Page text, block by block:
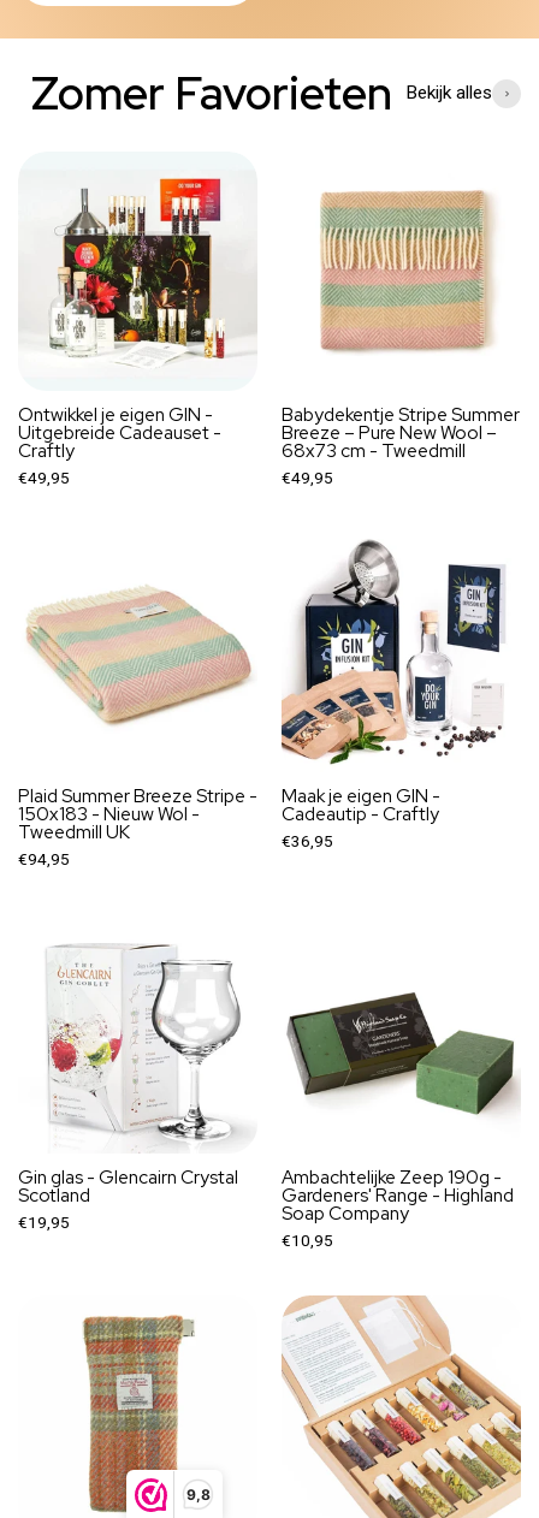
9,8
Zomer Favorieten Bekijk alles
Ontwikkel je eigen GIN -
Uitgebreide Cadeauset -
Craftly
€49,95
Babydekentje Stripe Summer
Breeze – Pure New Wool –
68x73 cm - Tweedmill
€49,95
Plaid Summer Breeze Stripe -
150x183 - Nieuw Wol -
Tweedmill UK
€94,95
Maak je eigen GIN -
Cadeautip - Craftly
€36,95
Gin glas - Glencairn Crystal
Scotland
€19,95
Ambachtelijke Zeep 190g -
Gardeners' Range - Highland
Soap Company
€10,95